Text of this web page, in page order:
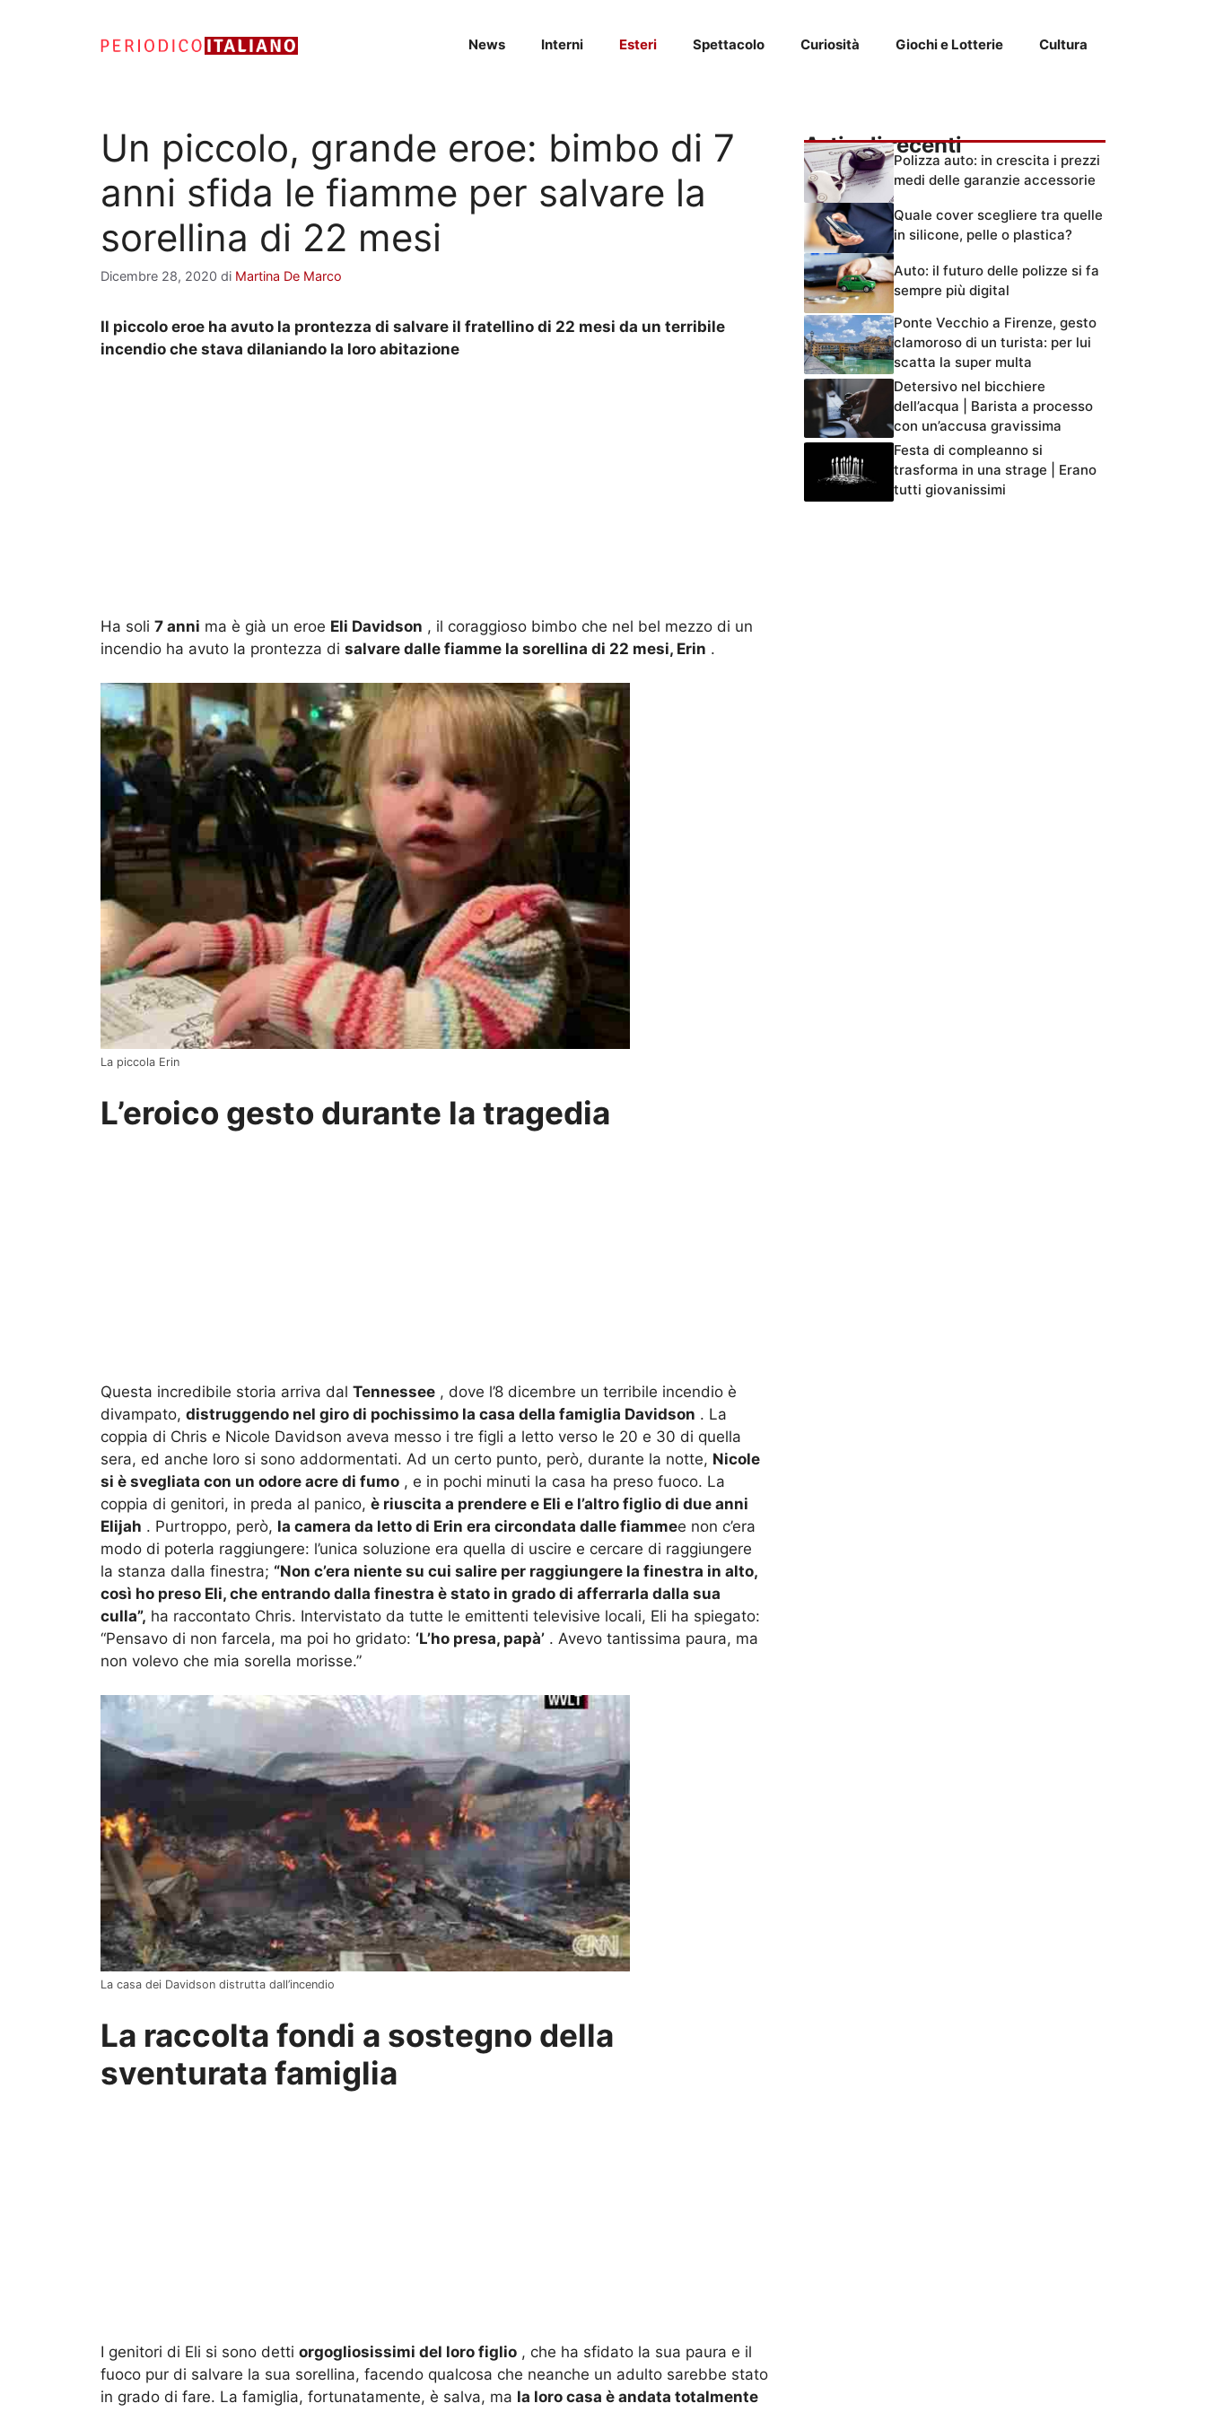
News Interni Esteri Spettacolo Curiosità Giochi e Lotterie Cultura
Un piccolo, grande eroe: bimbo di 7
anni sfida le fiamme per salvare la
sorellina di 22 mesi
Dicembre 28, 2020 di Martina De Marco
Il piccolo eroe ha avuto la prontezza di salvare il fratellino di 22 mesi da un terribile
incendio che stava dilaniando la loro abitazione
Ha soli 7 anni ma è già un eroe Eli Davidson , il coraggioso bimbo che nel bel mezzo di un
incendio ha avuto la prontezza di salvare dalle fiamme la sorellina di 22 mesi, Erin .
La piccola Erin
L’eroico gesto durante la tragedia
Questa incredibile storia arriva dal Tennessee , dove l’8 dicembre un terribile incendio è
divampato, distruggendo nel giro di pochissimo la casa della famiglia Davidson . La
coppia di Chris e Nicole Davidson aveva messo i tre figli a letto verso le 20 e 30 di quella
sera, ed anche loro si sono addormentati. Ad un certo punto, però, durante la notte, Nicole
si è svegliata con un odore acre di fumo , e in pochi minuti la casa ha preso fuoco. La
coppia di genitori, in preda al panico, è riuscita a prendere e Eli e l’altro figlio di due anni
Elijah . Purtroppo, però, la camera da letto di Erin era circondata dalle fiammee non c’era
modo di poterla raggiungere: l’unica soluzione era quella di uscire e cercare di raggiungere
la stanza dalla finestra; “Non c’era niente su cui salire per raggiungere la finestra in alto,
così ho preso Eli, che entrando dalla finestra è stato in grado di afferrarla dalla sua
culla”, ha raccontato Chris. Intervistato da tutte le emittenti televisive locali, Eli ha spiegato:
“Pensavo di non farcela, ma poi ho gridato: ‘L’ho presa, papà’ . Avevo tantissima paura, ma
non volevo che mia sorella morisse.”
La casa dei Davidson distrutta dall’incendio
La raccolta fondi a sostegno della
sventurata famiglia
I genitori di Eli si sono detti orgogliosissimi del loro figlio , che ha sfidato la sua paura e il
fuoco pur di salvare la sua sorellina, facendo qualcosa che neanche un adulto sarebbe stato
in grado di fare. La famiglia, fortunatamente, è salva, ma la loro casa è andata totalmente
Articoli recenti
Polizza auto: in crescita i prezzi
medi delle garanzie accessorie
Quale cover scegliere tra quelle
in silicone, pelle o plastica?
Auto: il futuro delle polizze si fa
sempre più digital
Ponte Vecchio a Firenze, gesto
clamoroso di un turista: per lui
scatta la super multa
Detersivo nel bicchiere
dell’acqua | Barista a processo
con un’accusa gravissima
Festa di compleanno si
trasforma in una strage | Erano
tutti giovanissimi